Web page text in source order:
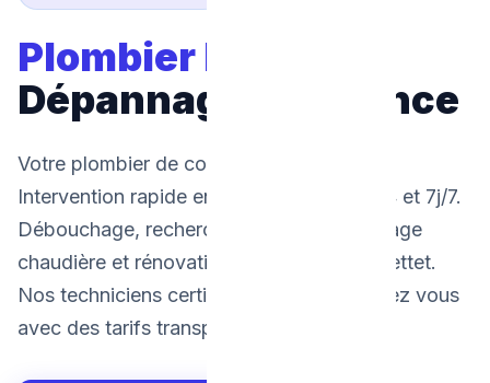
Plombier Mettet
Dépannage d'urgence
Votre plombier de confiance à Mettet.
Intervention rapide en 30 minutes, 24h/24 et 7j/7.
Débouchage, recherche de fuite, dépannage
chaudière et rénovation salle de bain à Mettet.
Nos techniciens certifiés interviennent chez vous
avec des tarifs transparents et fixes.